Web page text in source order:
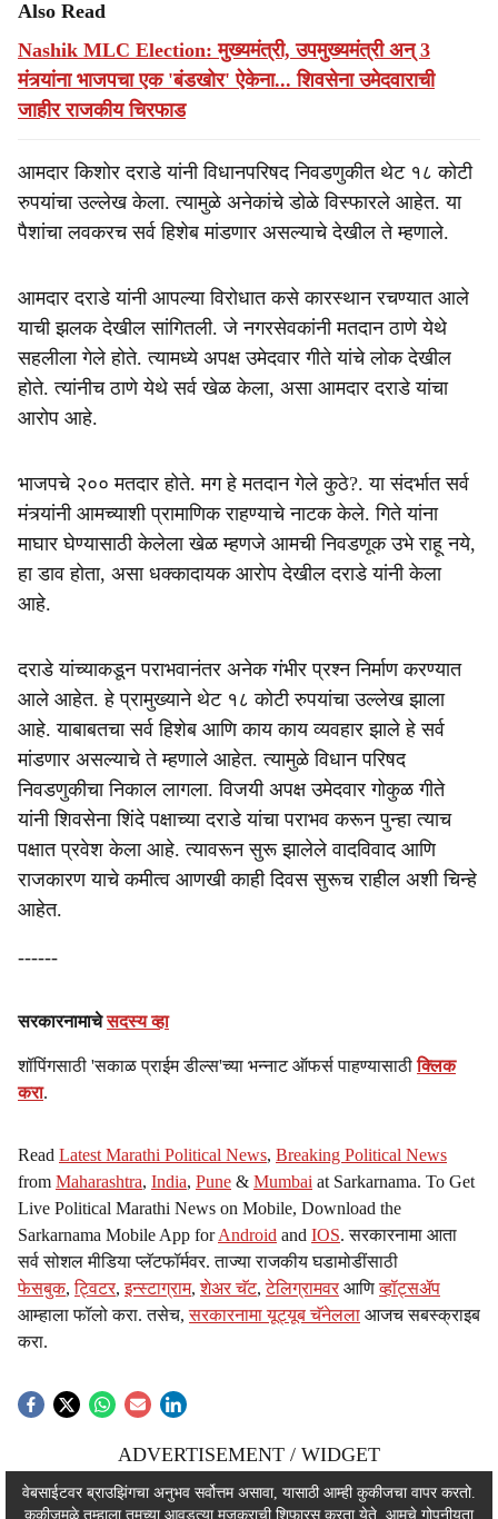
Also Read
Nashik MLC Election: मुख्यमंत्री, उपमुख्यमंत्री अन् 3
मंत्र्यांना भाजपचा एक 'बंडखोर' ऐकेना... शिवसेना उमेदवाराची
जाहीर राजकीय चिरफाड
आमदार किशोर दराडे यांनी विधानपरिषद निवडणुकीत थेट १८ कोटी
रुपयांचा उल्लेख केला. त्यामुळे अनेकांचे डोळे विस्फारले आहेत. या
पैशांचा लवकरच सर्व हिशेब मांडणार असल्याचे देखील ते म्हणाले.
आमदार दराडे यांनी आपल्या विरोधात कसे कारस्थान रचण्यात आले
याची झलक देखील सांगितली. जे नगरसेवकांनी मतदान ठाणे येथे
सहलीला गेले होते. त्यामध्ये अपक्ष उमेदवार गीते यांचे लोक देखील
होते. त्यांनीच ठाणे येथे सर्व खेळ केला, असा आमदार दराडे यांचा
आरोप आहे.
भाजपचे २०० मतदार होते. मग हे मतदान गेले कुठे?. या संदर्भात सर्व
मंत्र्यांनी आमच्याशी प्रामाणिक राहण्याचे नाटक केले. गिते यांना
माघार घेण्यासाठी केलेला खेळ म्हणजे आमची निवडणूक उभे राहू नये,
हा डाव होता, असा धक्कादायक आरोप देखील दराडे यांनी केला
आहे.
दराडे यांच्याकडून पराभवानंतर अनेक गंभीर प्रश्न निर्माण करण्यात
आले आहेत. हे प्रामुख्याने थेट १८ कोटी रुपयांचा उल्लेख झाला
आहे. याबाबतचा सर्व हिशेब आणि काय काय व्यवहार झाले हे सर्व
मांडणार असल्याचे ते म्हणाले आहेत. त्यामुळे विधान परिषद
निवडणुकीचा निकाल लागला. विजयी अपक्ष उमेदवार गोकुळ गीते
यांनी शिवसेना शिंदे पक्षाच्या दराडे यांचा पराभव करून पुन्हा त्याच
पक्षात प्रवेश केला आहे. त्यावरून सुरू झालेले वादविवाद आणि
राजकारण याचे कमीत्व आणखी काही दिवस सुरूच राहील अशी चिन्हे
आहेत.
------
सरकारनामाचेसदस्य व्हा
शॉपिंगसाठी 'सकाळ प्राईम डील्स'च्या भन्नाट ऑफर्स पाहण्यासाठीक्लिक
करा.
Read Latest Marathi Political News, Breaking Political News
from Maharashtra, India, Pune & Mumbai at Sarkarnama. To Get
Live Political Marathi News on Mobile, Download the
Sarkarnama Mobile App forAndroid and IOS. सरकारनामा आता
सर्व सोशल मीडिया प्लॅटफॉर्मवर. ताज्या राजकीय घडामोडींसाठी
फेसबुक,ट्विटर,इन्स्टाग्राम,शेअर चॅट,टेलिग्रामवर आणिव्हॉट्सॲप
आम्हाला फॉलो करा. तसेच,सरकारनामा यूट्यूब चॅनेलला आजच सबस्क्राइब
करा.
ADVERTISEMENT / WIDGET
ADVERTISEMENT / WIDGET
वेबसाईटवर ब्राउझिंगचा अनुभव सर्वोत्तम असावा, यासाठी आम्ही कुकीजचा वापर करतो.
कुकीजमुळे तुम्हाला तुमच्या आवडत्या मजकुराची शिफारस करता येते. आमचे गोपनीयता